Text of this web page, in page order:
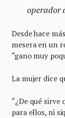
operador
Desde hace
mesera en un
“gano muy
La mujer dice
“¿De qué sirve
para ellos, ni